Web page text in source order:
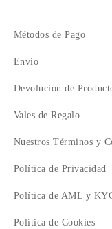
Métodos de Pago
Envío
Devolución de
Vales de Regalo
Nuestros Términos y
Política de Privacidad
Política de AML y
Política de Cookies